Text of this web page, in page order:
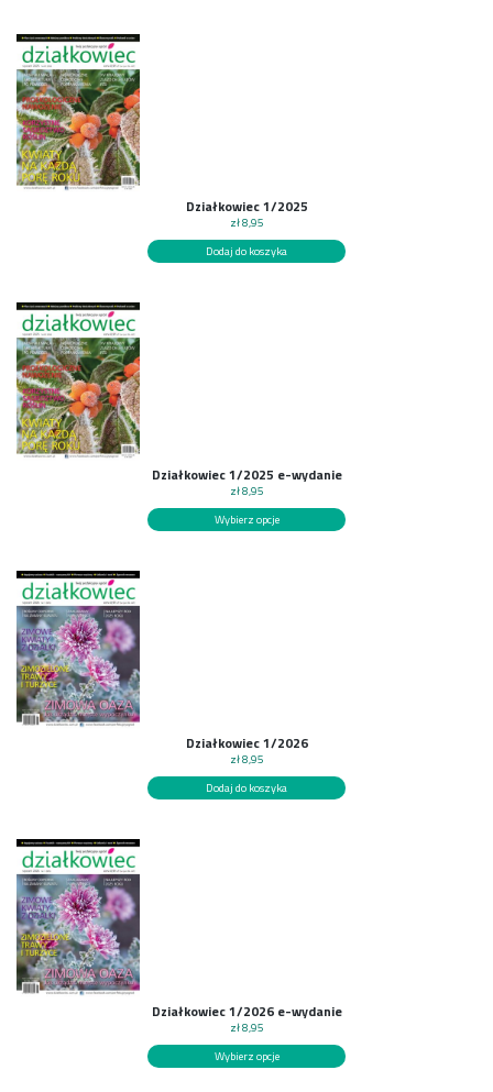
Działkowiec 1/2025
zł8,95
Dodaj do koszyka
Działkowiec 1/2025 e-wydanie
zł8,95
Wybierz opcje
Działkowiec 1/2026
zł8,95
Dodaj do koszyka
Działkowiec 1/2026 e-wydanie
zł8,95
Wybierz opcje